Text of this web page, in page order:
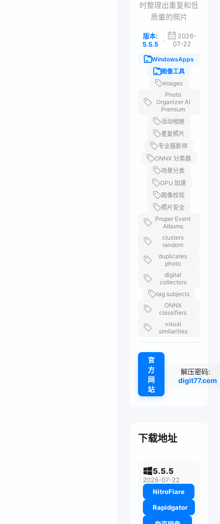
时整理出重复和低
质量的照片
版本:
5.5.5
·
2026-
07-22
WindowsApps
图像工具
Images
Photo
Organizer AI
Premium
活动相册
重复照片
专业摄影师
ONNX 分类器
场景分类
GPU 加速
图像校验
照片安全
Proper Event
Albums
clusters
random
duplicates
photo
digital
collectors
tag subjects
ONNX
classifiers
visual
similarities
官
方
网
站
解压密码:
digit77.com
下载地址
5.5.5
2026-07-22
NitroFlare
Rapidgator